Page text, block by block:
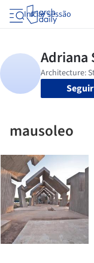
Iniciar sessão
Seguir
mausoleo